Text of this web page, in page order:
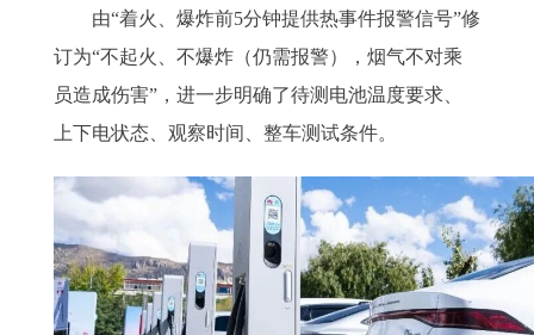
由“着火、爆炸前5分钟提供热事件报警信号”修
订为“不起火、不爆炸（仍需报警），烟气不对乘
员造成伤害”，进一步明确了待测电池温度要求、
上下电状态、观察时间、整车测试条件。